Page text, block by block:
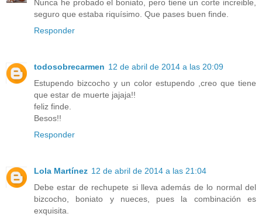
Nunca he probado el boniato, pero tiene un corte increible,
seguro que estaba riquísimo. Que pases buen finde.
Responder
todosobrecarmen 12 de abril de 2014 a las 20:09
Estupendo bizcocho y un color estupendo ,creo que tiene
que estar de muerte jajaja!!
feliz finde.
Besos!!
Responder
Lola Martínez 12 de abril de 2014 a las 21:04
Debe estar de rechupete si lleva además de lo normal del
bizcocho, boniato y nueces, pues la combinación es
exquisita.